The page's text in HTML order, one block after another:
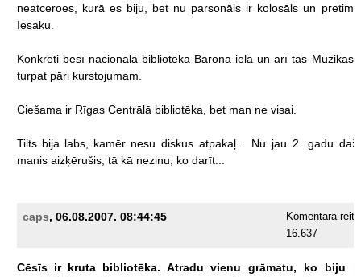
neatceroes,
kurā es biju, bet nu parsonāls ir kolosāls un
Iesaku.
Konkrēti besī nacionālā bibliotēka Barona ielā un arī tās Mūzikas
turpat pāri kurstojumam.
Ciešama ir Rīgas Centrālā bibliotēka, bet man ne visai.
Tilts bija labs, kamēr nesu diskus atpakaļ... Nu jau 2. gadu daži
manis aizķērušis, tā kā nezinu, ko darīt...
caps, 06.08.2007. 08:44:45
Komentāra
16.637
Cēsīs ir kruta bibliotēka. Atradu vienu grāmatu, ko biju